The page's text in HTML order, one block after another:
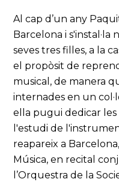
Al cap d’un any
Barcelona i s'instal·la
seves tres filles, a la
el propòsit de
musical, de manera
internades en un
ella pugui dedicar les
l'estudi de
reapareix a
Música, en recital
l’Orquestra de la